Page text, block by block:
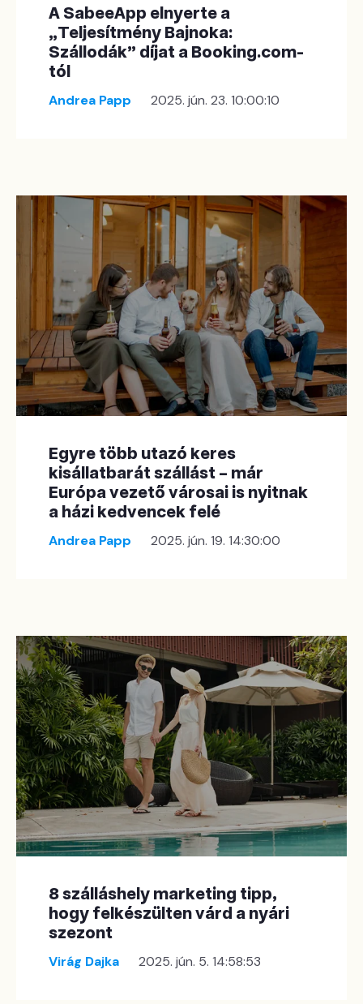
A SabeeApp elnyerte a
„Teljesítmény Bajnoka:
Szállodák” díjat a Booking.com-
tól
Andrea Papp 2025. jún. 23. 10:00:10
Egyre több utazó keres
kisállatbarát szállást – már
Európa vezető városai is nyitnak
a házi kedvencek felé
Andrea Papp 2025. jún. 19. 14:30:00
8 szálláshely marketing tipp,
hogy felkészülten várd a nyári
szezont
Virág Dajka 2025. jún. 5. 14:58:53